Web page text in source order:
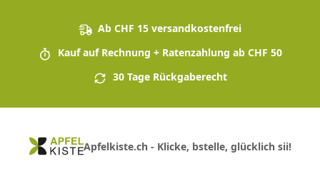
Ab CHF 15 versandkostenfrei
Kauf auf Rechnung + Ratenzahlung ab CHF 50
30 Tage Rückgaberecht
Apfelkiste.ch - Klicke, bstelle, glücklich sii!